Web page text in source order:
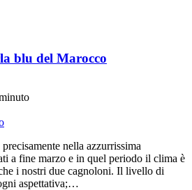
blu del Marocco
nella azzurrissima
a fine marzo e in quel periodo il clima è
i nostri due cagnoloni. Il livello di
aspettativa;…